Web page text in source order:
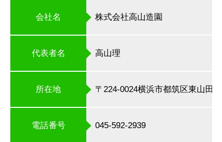
会社名 株式会社高山造園
代表者名 高山理
所在地 〒224-0024横浜市都筑区東山田
電話番号 045-592-2939